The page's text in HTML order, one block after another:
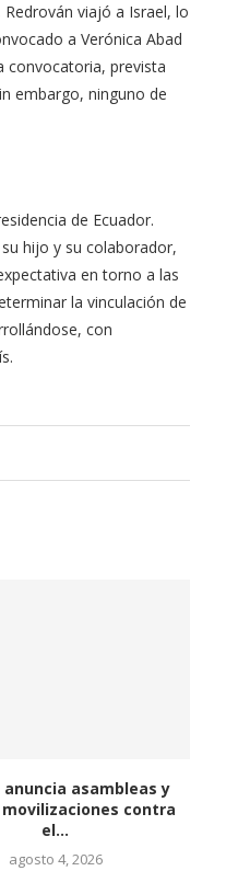
viajó a Israel, lo
a Verónica Abad
convocatoria, prevista
embargo, ninguno de
de Ecuador.
hijo y su colaborador,
en torno a las
la vinculación de
con
anuncia asambleas y
contra
el...
agosto 4, 2026